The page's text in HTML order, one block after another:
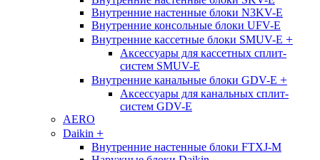
Внутренние настенные блоки N3KV-E
Внутренние консольные блоки UFV-E
Внутренние кассетные блоки SMUV-E +
Аксессуары для кассетных сплит-
систем SMUV-E
Внутренние канальные блоки GDV-E +
Аксессуары для канальных сплит-
систем GDV-E
AERO
Daikin +
Внутренние настенные блоки FTXJ-M